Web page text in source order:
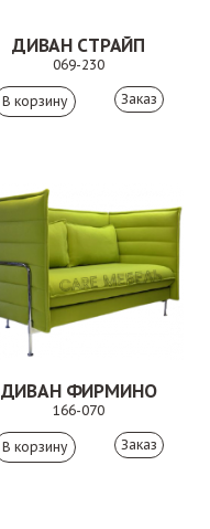
ДИВАН СТРАЙП
069-230
Заказ
ДИВАН ФИРМИНО
166-070
Заказ